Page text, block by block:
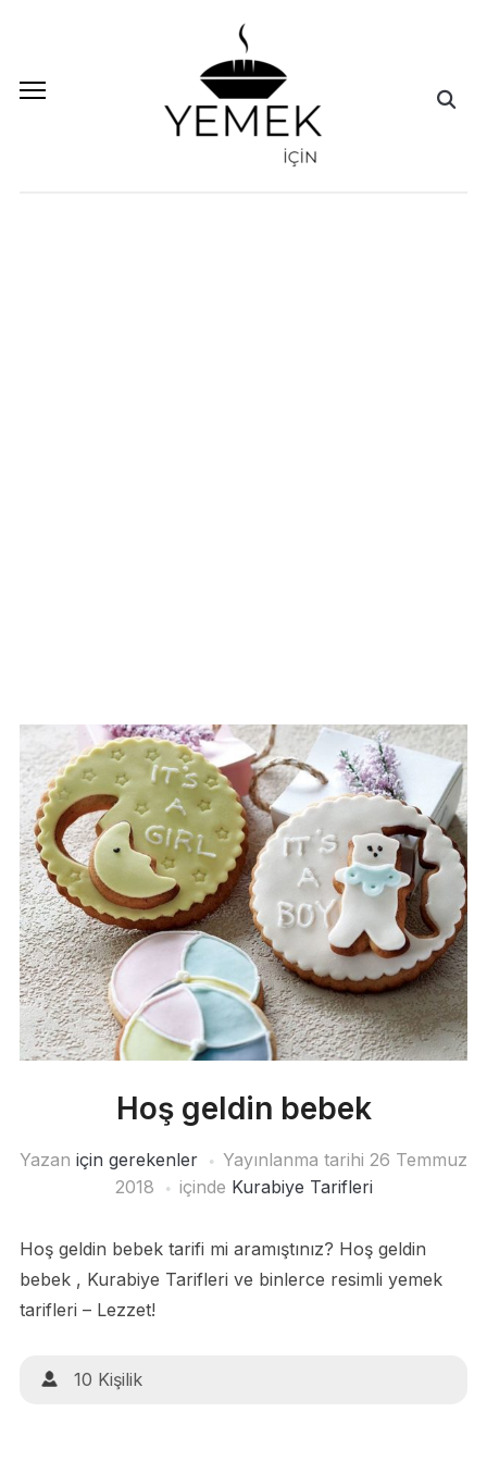
Hoş geldin bebek
Yazan için gerekenler Yayınlanma tarihi 26 Temmuz
2018
içinde Kurabiye Tarifleri
Hoş geldin bebek tarifi mi aramıştınız? Hoş geldin
bebek , Kurabiye Tarifleri ve binlerce resimli yemek
tarifleri – Lezzet!
10 Kişilik